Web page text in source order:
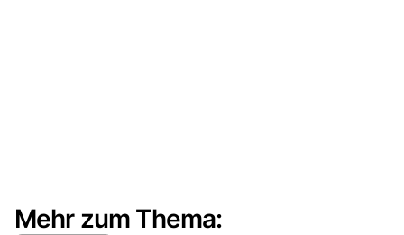
Mehr zum Thema: